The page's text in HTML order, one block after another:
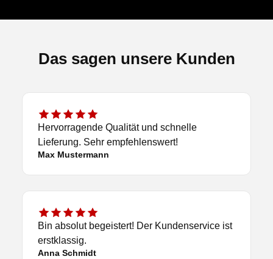
Das sagen unsere Kunden
Hervorragende Qualität und schnelle
Lieferung. Sehr empfehlenswert!
Max Mustermann
Bin absolut begeistert! Der Kundenservice ist
erstklassig.
Anna Schmidt